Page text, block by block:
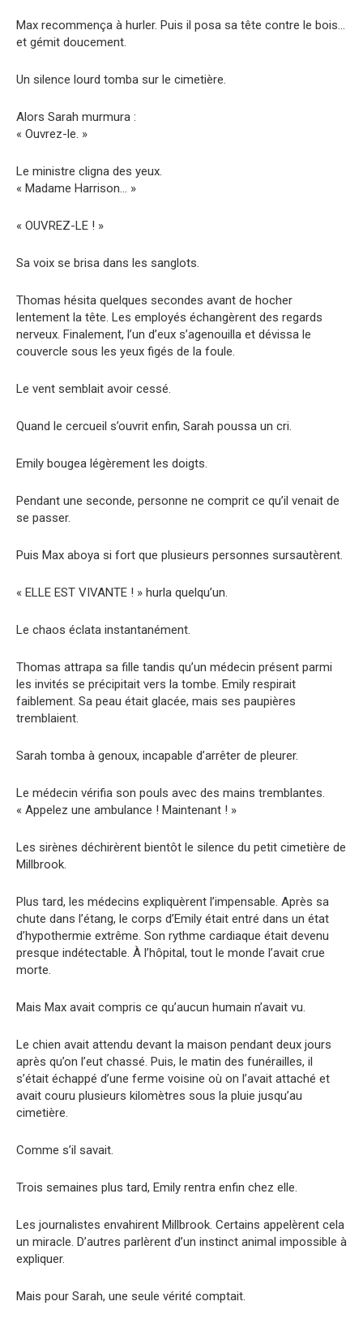
Max recommença à hurler. Puis il posa sa tête contre le bois…
et gémit doucement.
Un silence lourd tomba sur le cimetière.
Alors Sarah murmura :
« Ouvrez-le. »
Le ministre cligna des yeux.
« Madame Harrison… »
« OUVREZ-LE ! »
Sa voix se brisa dans les sanglots.
Thomas hésita quelques secondes avant de hocher
lentement la tête. Les employés échangèrent des regards
nerveux. Finalement, l’un d’eux s’agenouilla et dévissa le
couvercle sous les yeux figés de la foule.
Le vent semblait avoir cessé.
Quand le cercueil s’ouvrit enfin, Sarah poussa un cri.
Emily bougea légèrement les doigts.
Pendant une seconde, personne ne comprit ce qu’il venait de
se passer.
Puis Max aboya si fort que plusieurs personnes sursautèrent.
« ELLE EST VIVANTE ! » hurla quelqu’un.
Le chaos éclata instantanément.
Thomas attrapa sa fille tandis qu’un médecin présent parmi
les invités se précipitait vers la tombe. Emily respirait
faiblement. Sa peau était glacée, mais ses paupières
tremblaient.
Sarah tomba à genoux, incapable d’arrêter de pleurer.
Le médecin vérifia son pouls avec des mains tremblantes.
« Appelez une ambulance ! Maintenant ! »
Les sirènes déchirèrent bientôt le silence du petit cimetière de
Millbrook.
Plus tard, les médecins expliquèrent l’impensable. Après sa
chute dans l’étang, le corps d’Emily était entré dans un état
d’hypothermie extrême. Son rythme cardiaque était devenu
presque indétectable. À l’hôpital, tout le monde l’avait crue
morte.
Mais Max avait compris ce qu’aucun humain n’avait vu.
Le chien avait attendu devant la maison pendant deux jours
après qu’on l’eut chassé. Puis, le matin des funérailles, il
s’était échappé d’une ferme voisine où on l’avait attaché et
avait couru plusieurs kilomètres sous la pluie jusqu’au
cimetière.
Comme s’il savait.
Trois semaines plus tard, Emily rentra enfin chez elle.
Les journalistes envahirent Millbrook. Certains appelèrent cela
un miracle. D’autres parlèrent d’un instinct animal impossible à
expliquer.
Mais pour Sarah, une seule vérité comptait.